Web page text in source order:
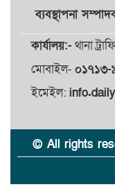
ব্যবস্থাপনা
কার্যালয়:-থানা
মোবাইল-
ইমেইল:
© All rights